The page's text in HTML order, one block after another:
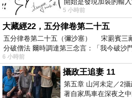
我打字的速度會從一分
5 小時前
大藏經22，五分律卷第二十五
五分律卷第二十五（彌沙塞） 宋罽賓三
分破僧法 爾時調達第三念言：「我今破沙
6 小時前
攝政王追妻 11
第五章 山河未定／2
著自家馬車在深夜之